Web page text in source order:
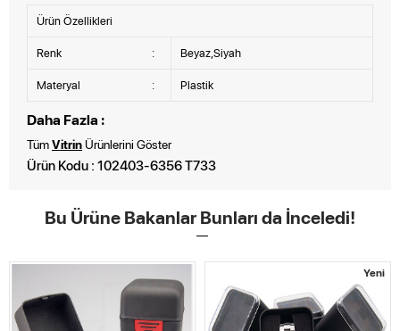
Ürün Özellikleri
Renk : Beyaz,Siyah
Materyal : Plastik
Daha Fazla :
TümVitrin Ürünlerini Göster
Ürün Kodu : 102403-6356 T733
Bu Ürüne Bakanlar Bunları da İnceledi!
Yeni